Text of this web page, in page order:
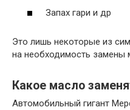
Запах гари и др
Это лишь некоторые из
на необходимость замены
Какое масло
Автомобильный гигант